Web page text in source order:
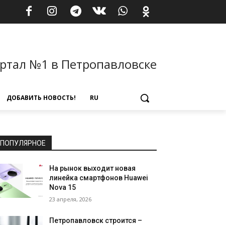
№1 в Петропавловске
ДОБАВИТЬ НОВОСТЬ! RU
ПОПУЛЯРНОЕ
На рынок выходит новая
линейка смартфонов Huawei
Nova 15
23 апреля, 2026
Петропавловск строится –